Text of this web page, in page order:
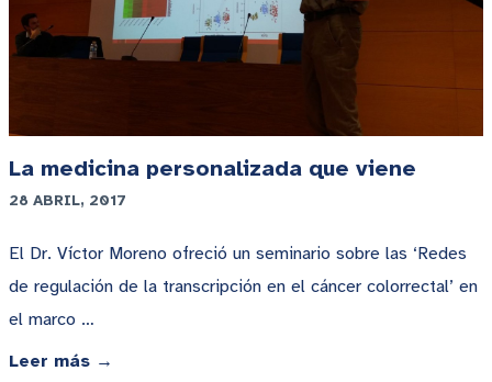
La medicina personalizada que viene
28 ABRIL, 2017
El Dr. Víctor Moreno ofreció un seminario sobre las ‘Redes
de regulación de la transcripción en el cáncer colorrectal’ en
el marco …
Leer más →